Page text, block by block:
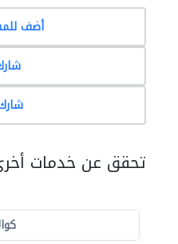
أضف
تحقق عن خدمات